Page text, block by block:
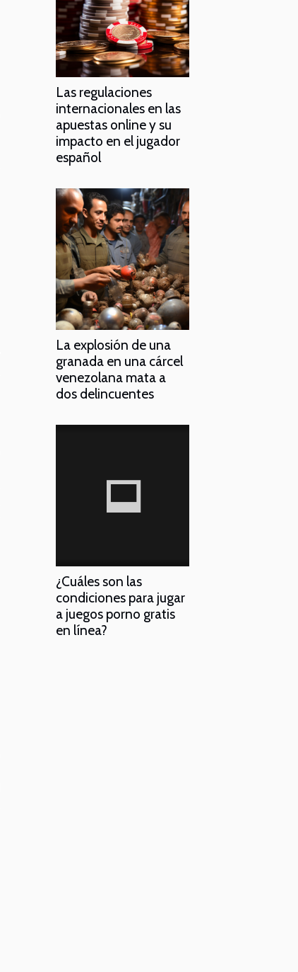
Las regulaciones
internacionales en las
apuestas online y su
impacto en el jugador
español
La explosión de una
granada en una cárcel
venezolana mata a
dos delincuentes
¿Cuáles son las
condiciones para jugar
a juegos porno gratis
en línea?